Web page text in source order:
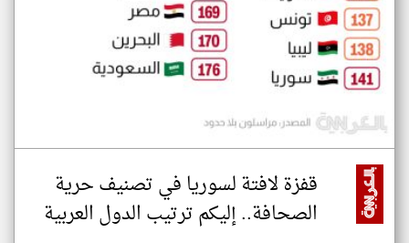
قفزة لافتة لسوريا في تصنيف حرية
الصحافة.. إليكم ترتيب الدول العربية